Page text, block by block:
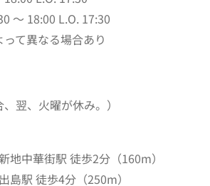
〜 18:00 L.O. 17:30
て異なる場合あり
翌、火曜が休み。）
地中華街駅 徒歩2分（160m）
島駅 徒歩4分（250m）